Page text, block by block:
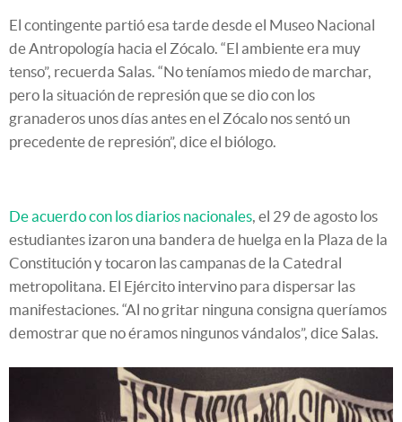
El contingente partió esa tarde desde el Museo Nacional
de Antropología hacia el Zócalo. “El ambiente era muy
tenso”, recuerda Salas. “No teníamos miedo de marchar,
pero la situación de represión que se dio con los
granaderos unos días antes en el Zócalo nos sentó un
precedente de represión”, dice el biólogo.
De acuerdo con los diarios nacionales, el 29 de agosto los
estudiantes izaron una bandera de huelga en la Plaza de la
Constitución y tocaron las campanas de la Catedral
metropolitana. El Ejército intervino para dispersar las
manifestaciones. “Al no gritar ninguna consigna queríamos
demostrar que no éramos ningunos vándalos”, dice Salas.